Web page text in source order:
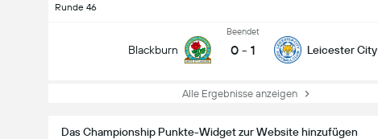
Runde 46
Blackburn
Beendet
0 - 1 Leicester City
Alle Ergebnisse anzeigen
Das Championship Punkte-Widget zur Website hinzufügen